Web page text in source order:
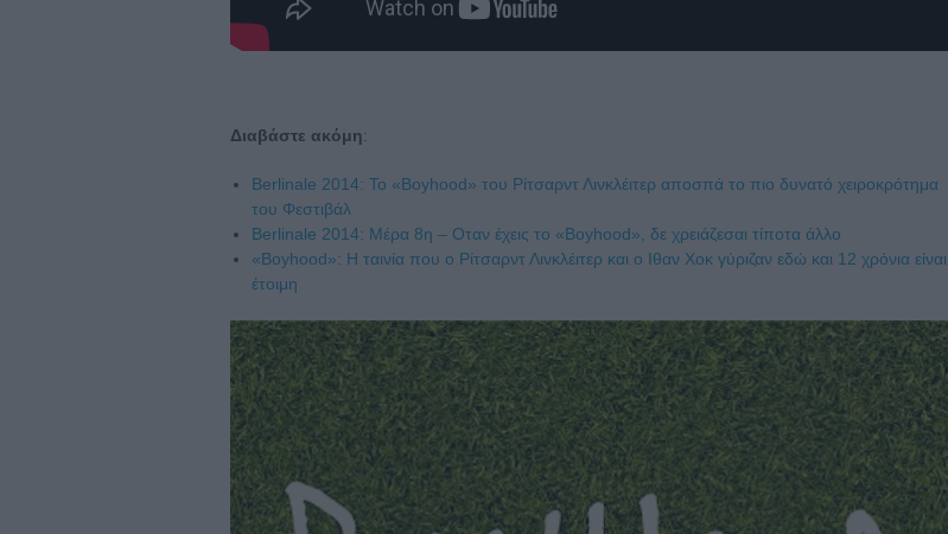
Διαβάστε ακόμη:
Berlinale 2014: To «Boyhood» του Ρίτσαρντ Λινκλέιτερ αποσπά το πιο δυνατό χειροκρότημα
του Φεστιβάλ
Berlinale 2014: Μέρα 8η – Οταν έχεις το «Boyhood», δε χρειάζεσαι τίποτα άλλο
«Boyhood»: H ταινία που ο Ρίτσαρντ Λινκλέιτερ και ο Ιθαν Χοκ γύριζαν εδώ και 12 χρόνια είναι
έτοιμη